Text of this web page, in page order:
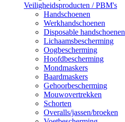
Veiligheidsproducten / PBM's
Handschoenen
Werkhandschoenen
Disposable handschoenen
Lichaamsbescherming
Oogbescherming
Hoofdbescherming
Mondmaskers
Baardmaskers
Gehoorbescherming
Mouwovertrekken
Schorten
Overalls/jassen/broeken